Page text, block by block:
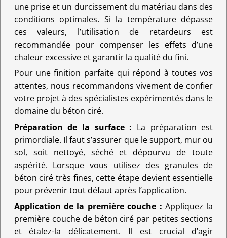
une prise et un durcissement du matériau dans des
conditions optimales. Si la température dépasse
ces valeurs, l’utilisation de retardeurs est
recommandée pour compenser les effets d’une
chaleur excessive et garantir la qualité du fini.
Pour une finition parfaite qui répond à toutes vos
attentes, nous recommandons vivement de confier
votre projet à des spécialistes expérimentés dans le
domaine du béton ciré.
Préparation de la surface : La préparation est
primordiale. Il faut s’assurer que le support, mur ou
sol, soit nettoyé, séché et dépourvu de toute
aspérité. Lorsque vous utilisez des granules de
béton ciré très fines, cette étape devient essentielle
pour prévenir tout défaut après l’application.
Application de la première couche : Appliquez la
première couche de béton ciré par petites sections
et étalez-la délicatement. Il est crucial d’agir